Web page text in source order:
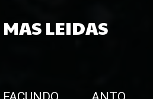
MAS LEIDAS